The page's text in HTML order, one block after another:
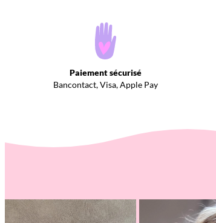
Paiement sécurisé
Bancontact, Visa, Apple Pay